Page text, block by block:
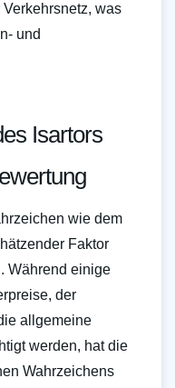
was
und
Isartors
wie dem
Faktor
. Während einige
der
allgemeine
werden, hat die
Wahrzeichens